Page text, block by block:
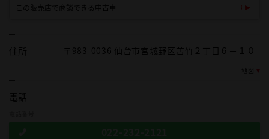
この販売店で商談できる中古車
住所 〒983-0036 仙台市宮城野区苦竹２丁目６－１０
電話